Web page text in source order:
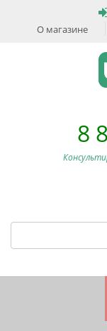
О магазине
8